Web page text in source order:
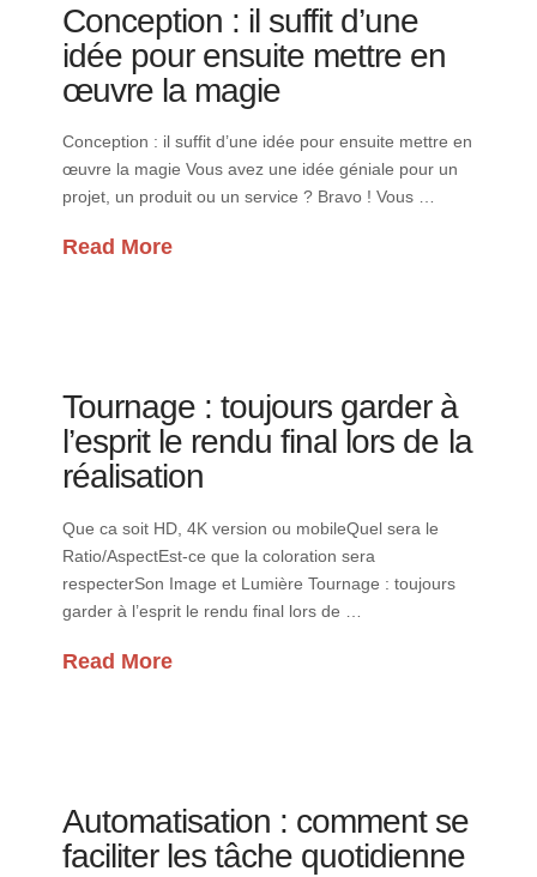
Conception : il suffit d’une
idée pour ensuite mettre en
œuvre la magie
Conception : il suffit d’une idée pour ensuite mettre en
œuvre la magie Vous avez une idée géniale pour un
projet, un produit ou un service ? Bravo ! Vous …
Read More
Tournage : toujours garder à
l’esprit le rendu final lors de la
réalisation
Que ca soit HD, 4K version ou mobileQuel sera le
Ratio/AspectEst-ce que la coloration sera
respecterSon Image et Lumière Tournage : toujours
garder à l’esprit le rendu final lors de …
Read More
Automatisation : comment se
faciliter les tâche quotidienne